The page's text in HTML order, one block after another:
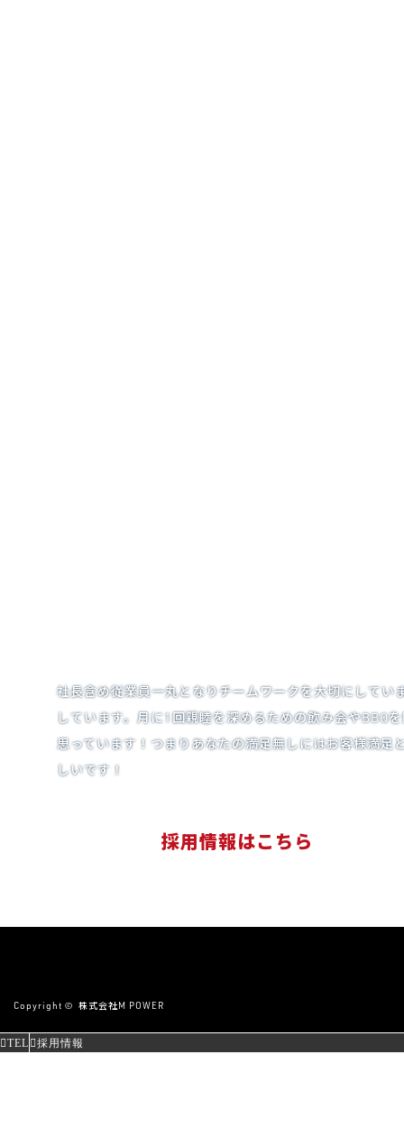
社長含め従業員一丸となりチームワークを大切にして
しています。月に1回親睦を深めるための飲み会やBBQ
思っています！つまりあなたの満足無しにはお客様満
しいです！
採用情報はこちら
Copyright © 株式会社M POWER
TEL 採用情報